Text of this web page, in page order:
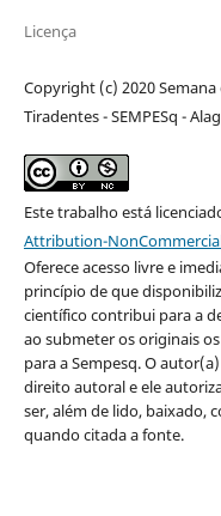
Licença
Copyright (c) 2020
Tiradentes - SEMPESq -
Este trabalho está
Attribution-
Oferece acesso livre e
princípio de que
científico contribui para a
ao submeter os originais
para a Sempesq. O
direito autoral e ele
ser, além de lido, baixado,
quando citada a fonte.